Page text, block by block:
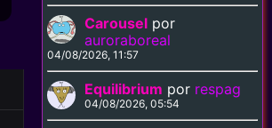
Carousel por
auroraboreal
04/08/2026, 11:57
Equilibrium por respag
04/08/2026, 05:54